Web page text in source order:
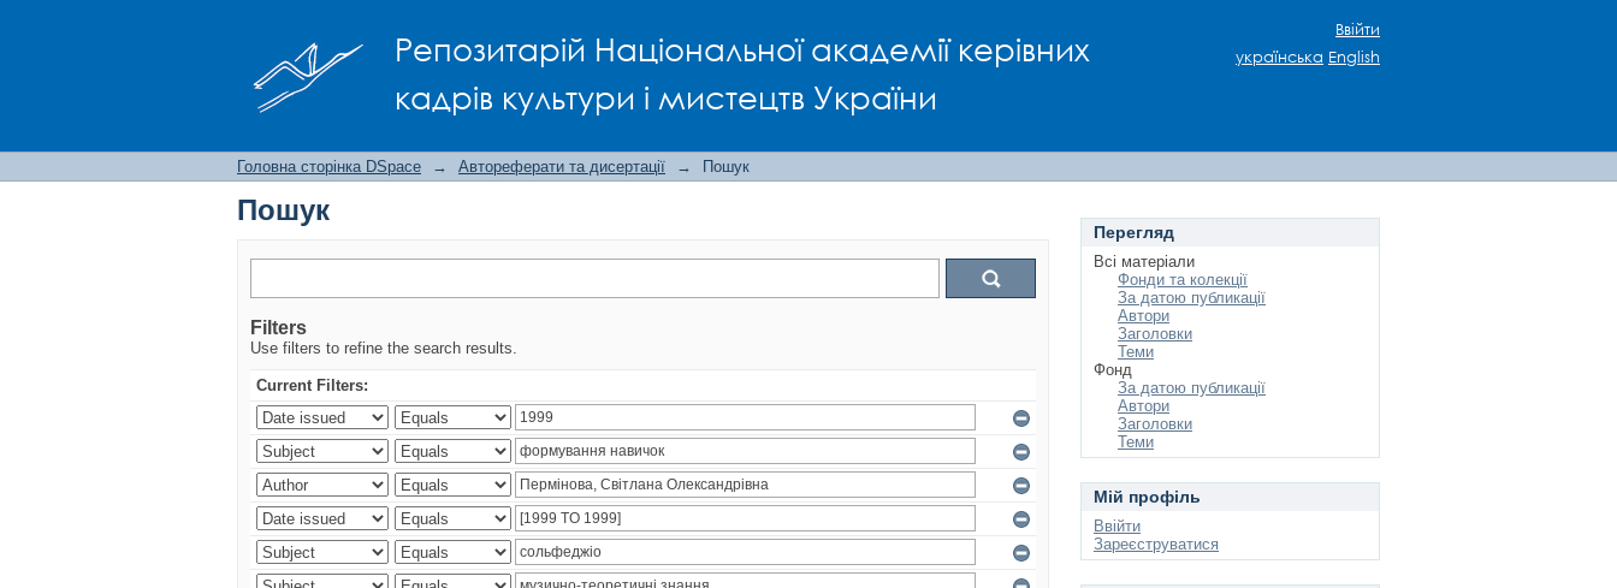
Репозитарій Національної академії керівних
кадрів культури і мистецтв України
Ввійти
українська English
Головна сторінка DSpace → Автореферати та дисертації → Пошук
Пошук
Filters
Use filters to refine the search results.
Current Filters:
Перегляд
Всі матеріали
Фонди та колекції
За датою публикації
Автори
Заголовки
Теми
Фонд
За датою публикації
Автори
Заголовки
Теми
Мій профіль
Ввійти
Зареєструватися